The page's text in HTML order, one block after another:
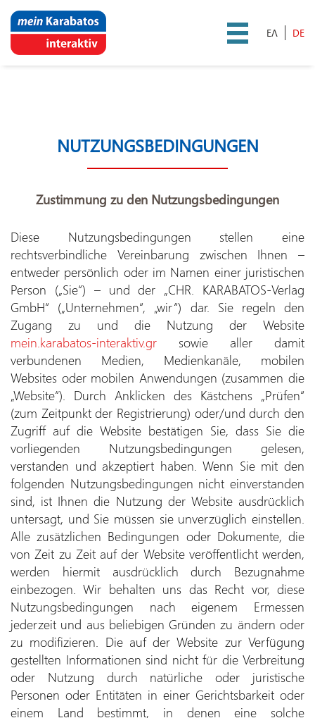
Cookies-Richtlinien
DE
NUTZUNGSBEDINGUNGEN
Zustimmung zu den Nutzungsbedingungen
Diese Nutzungsbedingungen stellen eine
rechtsverbindliche Vereinbarung zwischen Ihnen –
entweder persönlich oder im Namen einer juristischen
Person („Sie“) – und der „CHR. KARABATOS-Verlag
GmbH“ („Unternehmen“, „wir“) dar. Sie regeln den
Zugang zu und die Nutzung der Website
mein.karabatos-interaktiv.gr sowie aller damit
verbundenen Medien, Medienkanäle, mobilen
Websites oder mobilen Anwendungen (zusammen die
„Website“). Durch Anklicken des Kästchens „Prüfen“
(zum Zeitpunkt der Registrierung) oder/und durch den
Zugriff auf die Website bestätigen Sie, dass Sie die
vorliegenden Nutzungsbedingungen gelesen,
verstanden und akzeptiert haben. Wenn Sie mit den
folgenden Nutzungsbedingungen nicht einverstanden
sind, ist Ihnen die Nutzung der Website ausdrücklich
untersagt, und Sie müssen sie unverzüglich einstellen.
Alle zusätzlichen Bedingungen oder Dokumente, die
von Zeit zu Zeit auf der Website veröffentlicht werden,
werden hiermit ausdrücklich durch Bezugnahme
einbezogen. Wir behalten uns das Recht vor, diese
Nutzungsbedingungen nach eigenem Ermessen
jederzeit und aus beliebigen Gründen zu ändern oder
zu modifizieren. Die auf der Website zur Verfügung
gestellten Informationen sind nicht für die Verbreitung
oder Nutzung durch natürliche oder juristische
Personen oder Entitäten in einer Gerichtsbarkeit oder
einem Land bestimmt, in denen eine solche